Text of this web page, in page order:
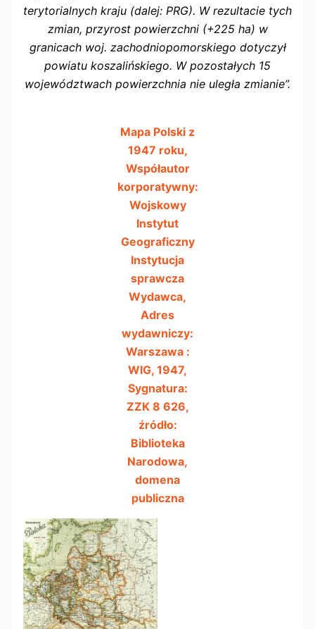
terytorialnych kraju (dalej: PRG). W rezultacie tych
zmian, przyrost powierzchni (+225 ha) w
granicach woj. zachodniopomorskiego dotyczył
powiatu koszalińskiego. W pozostałych 15
województwach powierzchnia nie uległa zmianie”.
Mapa Polski z
1947 roku,
Współautor
korporatywny:
Wojskowy
Instytut
Geograficzny
Instytucja
sprawcza
Wydawca,
Adres
wydawniczy:
Warszawa :
WIG, 1947,
Sygnatura:
ZZK 8 626,
źródło:
Biblioteka
Narodowa,
domena
publiczna